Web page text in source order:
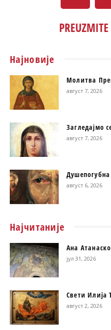
Најновије
Молитва
август 7, 2026
Загледајмо
август 7, 2026
Душепогубна
август 6, 2026
Најчитаније
Ана
јул 31, 2026
Свети Илија
август 2, 2026